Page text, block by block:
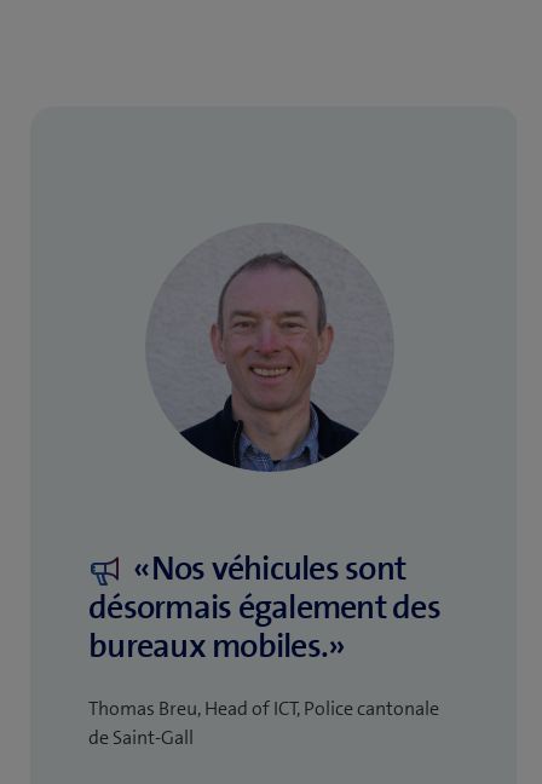
«Nos véhicules sont
désormais également des
bureaux mobiles.»
Thomas Breu, Head of ICT, Police cantonale
de Saint-Gall